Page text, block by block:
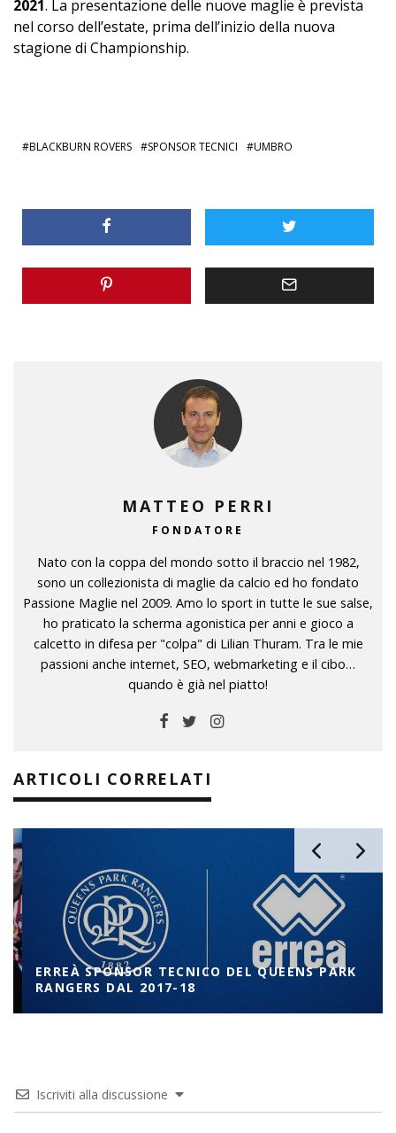
2021. La presentazione delle nuove maglie è prevista
nel corso dell’estate, prima dell’inizio della nuova
stagione di Championship.
BLACKBURN ROVERS SPONSOR TECNICI UMBRO
MATTEO PERRI
FONDATORE
Nato con la coppa del mondo sotto il braccio nel 1982,
sono un collezionista di maglie da calcio ed ho fondato
Passione Maglie nel 2009. Amo lo sport in tutte le sue salse,
ho praticato la scherma agonistica per anni e gioco a
calcetto in difesa per "colpa" di Lilian Thuram. Tra le mie
passioni anche internet, SEO, webmarketing e il cibo…
quando è già nel piatto!
ARTICOLI CORRELATI
ERREÀ SPONSOR TECNICO DEL QUEENS PARK
RANGERS DAL 2017-18
Iscriviti alla discussione